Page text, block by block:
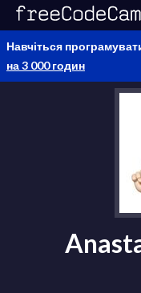
Навчіться
на 3 000 годин